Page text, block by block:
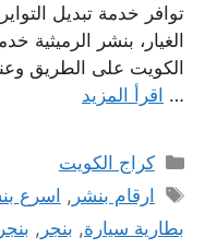
توافر خدمة تبديل
الغيار، بنشر الرميثية
الكويت على الطريق
… اقرأ المزيد
التصنيفات
كراج الكويت
الوسوم
ارقام بنشر , اسرع
بطارية سيارة, بنجر ,